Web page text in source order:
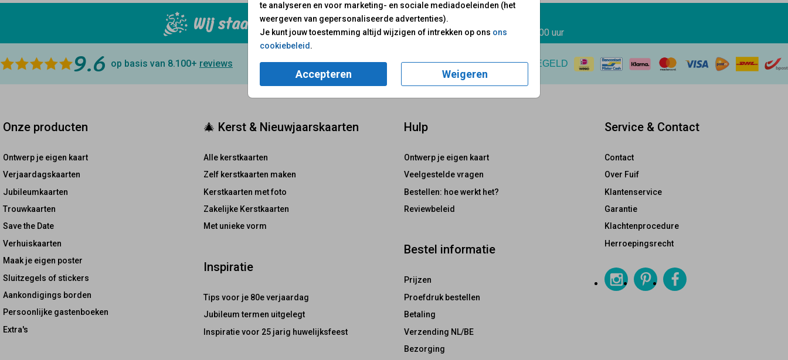
te analyseren en voor marketing- en sociale mediadoeleinden (het
weergeven van gepersonaliseerde advertenties).
Je kunt jouw toestemming altijd wijzigen of intrekken op ons ons
cookiebeleid .
Accepteren Weigeren
Wij staan voor je klaar! Mail ons:
Op werkdagen van10.00 - 17.00 uur
9.6 op basis van 8.100+ reviews GOED GEREGELD
Onze producten
Ontwerp je eigen kaart
Verjaardagskaarten
Jubileumkaarten
Trouwkaarten
Save the Date
Verhuiskaarten
Maak je eigen poster
Sluitzegels of stickers
Aankondigings borden
Persoonlijke gastenboeken
Extra's
🎄 Kerst & Nieuwjaarskaarten
Alle kerstkaarten
Zelf kerstkaarten maken
Kerstkaarten met foto
Zakelijke Kerstkaarten
Met unieke vorm
Inspiratie
Tips voor je 80e verjaardag
Jubileum termen uitgelegt
Inspiratie voor 25 jarig huwelijksfeest
Hulp
Ontwerp je eigen kaart
Veelgestelde vragen
Bestellen: hoe werkt het?
Reviewbeleid
Bestel informatie
Prijzen
Proefdruk bestellen
Betaling
Verzending NL/BE
Bezorging
Service & Contact
Contact
Over Fuif
Klantenservice
Garantie
Klachtenprocedure
Herroepingsrecht